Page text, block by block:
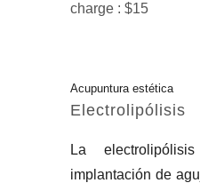
charge : $15
Acupuntura estética
Electrolipólisis
La
implantación de